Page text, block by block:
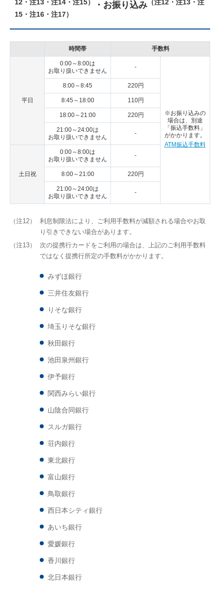
12・注13・注14・注15） ・お振り込み （注12・注13・注
15・注16・注17）
時間帯 手数料
平日
0:00～8:00は
お取り扱いできません
-
※お振り込みの
場合は、別途
「振込手数料」
がかかります。
ATM振込手数料
8:00～8:45 220円
8:45～18:00 110円
18:00～21:00 220円
21:00～24:00は
お取り扱いできません
-
土日祝
0:00～8:00は
お取り扱いできません
-
8:00～21:00 220円
21:00～24:00は
お取り扱いできません
-
（注12）
利息制限法により、ご利用手数料が減額される場合やお取
り引きできない場合があります。
（注13）
次の提携行カードをご利用の場合は、上記のご利用手数料
ではなく提携行所定の手数料がかかります。
みずほ銀行
三井住友銀行
りそな銀行
埼玉りそな銀行
秋田銀行
池田泉州銀行
伊予銀行
関西みらい銀行
山陰合同銀行
スルガ銀行
荘内銀行
東北銀行
富山銀行
鳥取銀行
西日本シティ銀行
あいち銀行
愛媛銀行
香川銀行
北日本銀行